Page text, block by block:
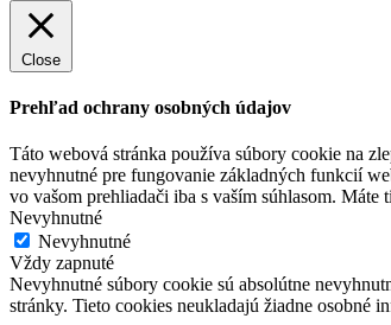
Close
Prehľad ochrany osobných údajov
Táto webová stránka používa súbory cookie na
nevyhnutné pre fungovanie základných funkcií
vo vašom prehliadači iba s vaším súhlasom.
Nevyhnutné
Nevyhnutné
Vždy zapnuté
Nevyhnutné súbory cookie sú absolútne
stránky. Tieto cookies neukladajú žiadne osobné